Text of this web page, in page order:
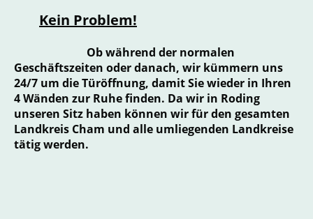
Kein Problem!
Ob während der normalen
Geschäftszeiten oder danach, wir kümmern uns
24/7 um die Türöffnung, damit Sie wieder in Ihren
4 Wänden zur Ruhe finden. Da wir in Roding
unseren Sitz haben können wir für den gesamten
Landkreis Cham und alle umliegenden Landkreise
tätig werden.